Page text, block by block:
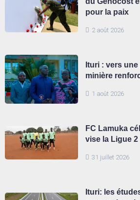
2 août 2026
pour la paix
1 août 2026
Ituri : vers
minière
31 juillet 2026
FC Lamuka
vise la Ligue 2
Ituri: les